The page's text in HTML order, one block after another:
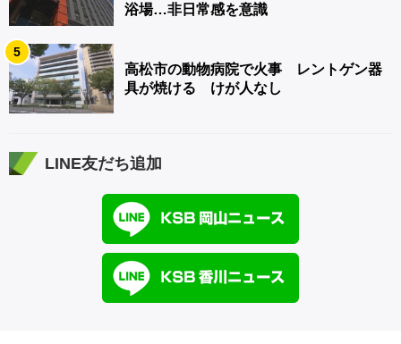
浴場…非日常感を意識
5
高松市の動物病院で火事 レントゲン器
具が焼ける けが人なし
LINE友だち追加